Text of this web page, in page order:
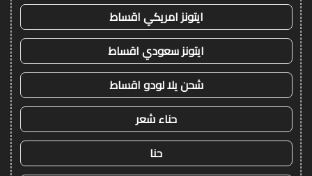
ايتونز امريكي اقساط
ايتونز سعودي اقساط
شحن يلا لودو اقساط
حناء شعر
حنا